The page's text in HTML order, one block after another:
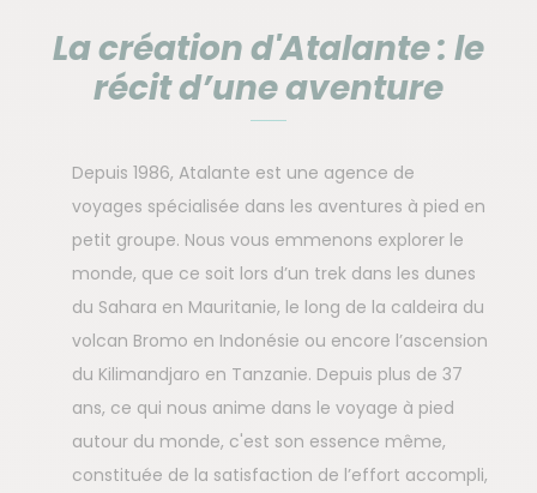
La création d'Atalante : le
récit d’une aventure
Depuis 1986, Atalante est une agence de
voyages spécialisée dans les aventures à pied en
petit groupe. Nous vous emmenons explorer le
monde, que ce soit lors d’un trek dans les dunes
du Sahara en Mauritanie, le long de la caldeira du
volcan Bromo en Indonésie ou encore l’ascension
du Kilimandjaro en Tanzanie. Depuis plus de 37
ans, ce qui nous anime dans le voyage à pied
autour du monde, c'est son essence même,
constituée de la satisfaction de l’effort accompli,